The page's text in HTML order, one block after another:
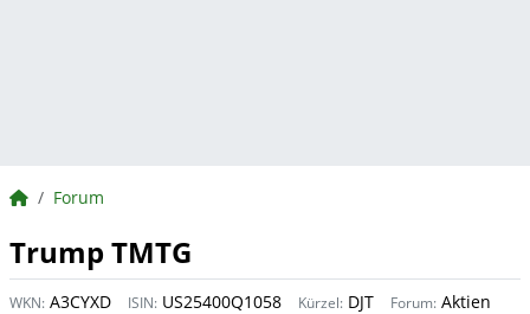
BörsenNEWS.de
Forum
Trump TMTG
WKN: A3CYXD ISIN: US25400Q1058 Kürzel: DJT Forum: Aktien